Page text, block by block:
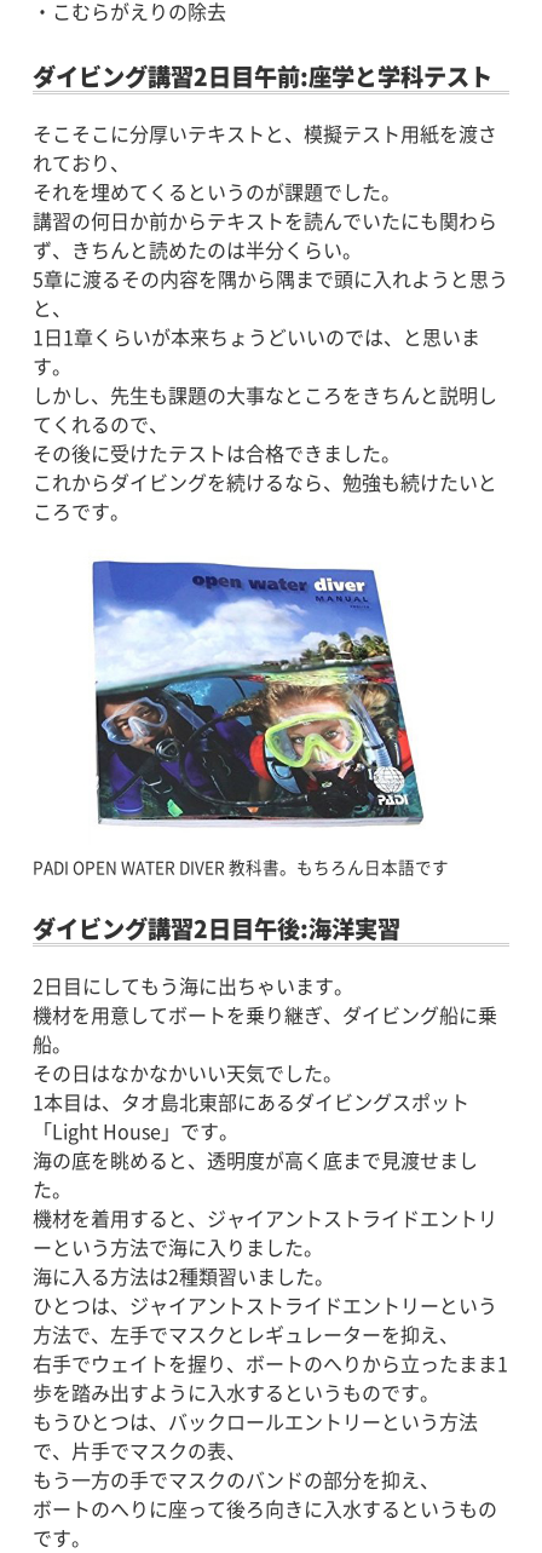
・こむらがえりの除去
ダイビング講習2日目午前:座学と学科テスト
そこそこに分厚いテキストと、模擬テスト用紙を渡さ
れており、
それを埋めてくるというのが課題でした。
講習の何日か前からテキストを読んでいたにも関わら
ず、きちんと読めたのは半分くらい。
5章に渡るその内容を隅から隅まで頭に入れようと思う
と、
1日1章くらいが本来ちょうどいいのでは、と思いま
す。
しかし、先生も課題の大事なところをきちんと説明し
てくれるので、
その後に受けたテストは合格できました。
これからダイビングを続けるなら、勉強も続けたいと
ころです。
PADI OPEN WATER DIVER 教科書。もちろん日本語です
ダイビング講習2日目午後:海洋実習
2日目にしてもう海に出ちゃいます。
機材を用意してボートを乗り継ぎ、ダイビング船に乗
船。
その日はなかなかいい天気でした。
1本目は、タオ島北東部にあるダイビングスポット
「Light House」です。
海の底を眺めると、透明度が高く底まで見渡せまし
た。
機材を着用すると、ジャイアントストライドエントリ
ーという方法で海に入りました。
海に入る方法は2種類習いました。
ひとつは、ジャイアントストライドエントリーという
方法で、左手でマスクとレギュレーターを抑え、
右手でウェイトを握り、ボートのへりから立ったまま1
歩を踏み出すように入水するというものです。
もうひとつは、バックロールエントリーという方法
で、片手でマスクの表、
もう一方の手でマスクのバンドの部分を抑え、
ボートのへりに座って後ろ向きに入水するというもの
です。